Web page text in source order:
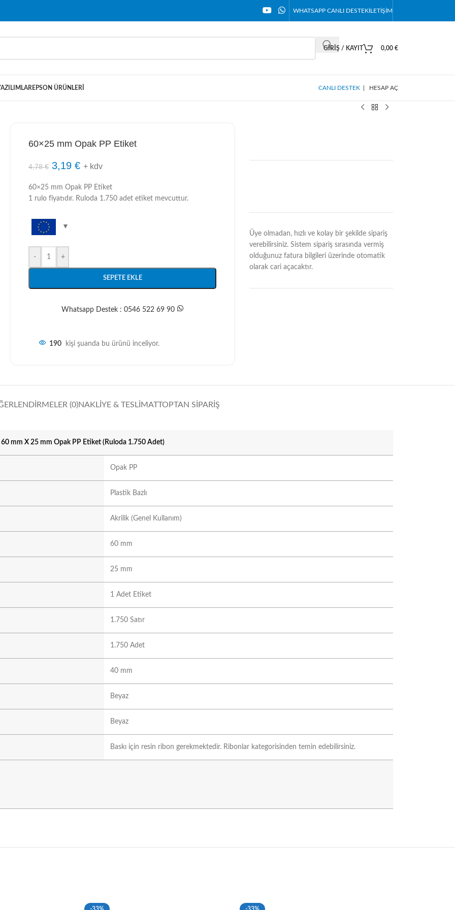
WHATSAPP CANLI DESTEKİLETIŞIM
GIRIŞ / KAYIT 0,00 €
EPSON ÜRÜNLERI CANLI DESTEK HESAP AÇ
60×25 mm Opak PP Etiket
4,78€ 3,19€ + kdv
60×25 mm Opak PP Etiket
1 rulo fiyatıdır. Ruloda 1.750 adet etiket mevcuttur.
- +
SEPETE EKLE
Whatsapp Destek : 0546 522 69 90
190 kişi şuanda bu ürünü inceliyor.
Üye olmadan, hızlı ve kolay bir şekilde sipariş
verebilirsiniz. Sistem sipariş sırasında vermiş
olduğunuz fatura bilgileri üzerinde otomatik
olarak cari açacaktır.
(0)NAKLIYE & TESLIMATTOPTAN SIPARIŞ
60 mm X 25 mm Opak PP Etiket (Ruloda 1.750 Adet)
Opak PP
Plastik Bazlı
Akrilik (Genel Kullanım)
60 mm
25 mm
1 Adet Etiket
1.750 Satır
1.750 Adet
40 mm
Beyaz
Beyaz
Baskı için resin ribon gerekmektedir. Ribonlar kategorisinden temin edebilirsiniz.